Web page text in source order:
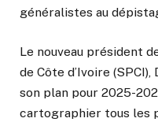
généralistes au
Le nouveau président
de Côte d’Ivoire
son plan pour 2025-
cartographier tous les